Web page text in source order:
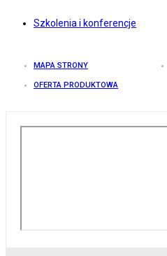
Szkolenia i konferencje
MAPA STRONY
OFERTA PRODUKTOWA